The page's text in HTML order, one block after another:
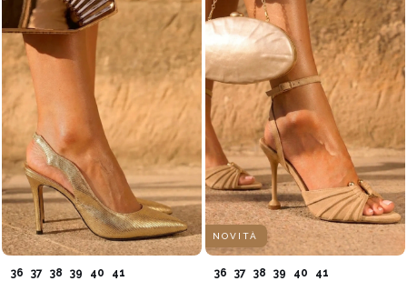
36 37 38 39 40
41
NOVITÀ
36 37 38 39 40
41